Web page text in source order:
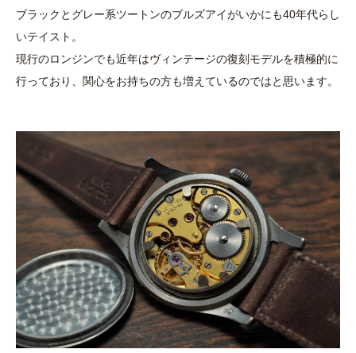
ブラックとグレー系ツートンのブルズアイがいかにも40年代らし
いテイスト。
現行のロンジンでも近年はヴィンテージの復刻モデルを積極的に
行っており、関心をお持ちの方も増えているのではと思います。